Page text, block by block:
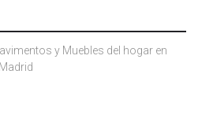
y Muebles del hogar en
Madrid